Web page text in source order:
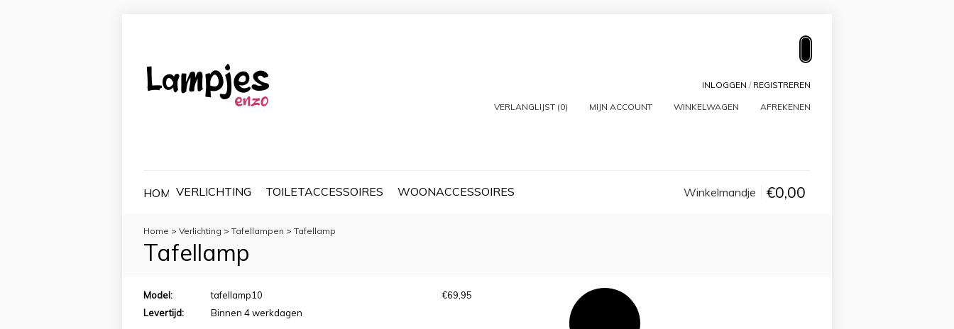
INLOGGEN / REGISTREREN
VERLANGLIJST (0) MIJN ACCOUNT WINKELWAGEN AFREKENEN
HOMEVERLICHTING TOILETACCESSOIRES WOONACCESSOIRES Winkelmandje €0,00
Home > Verlichting > Tafellampen > Tafellamp
Tafellamp
€69,95
Model:
tafellamp10
Levertijd:
Binnen 4 werkdagen